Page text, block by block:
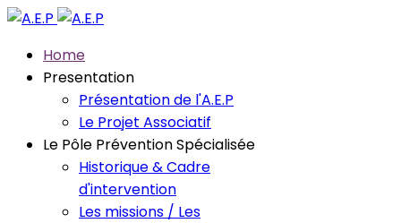
Home
Presentation
Présentation de l'A.E.P
Le Projet Associatif
Le Pôle Prévention Spécialisée
Historique & Cadre
d'intervention
Les missions / Les